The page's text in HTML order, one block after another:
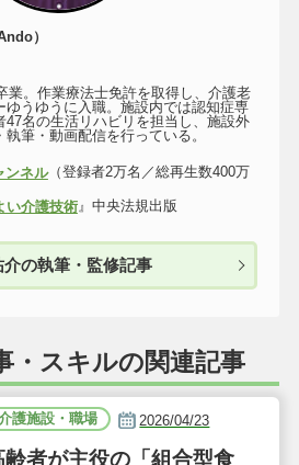
）
業。作業療法士免許を取得し、介護老
ゆうゆうに入職。施設内では認知症専
47名の生活リハビリを担当し、施設外
筆・動画配信を行っている。
ンネル（登録者2万名／総再生数400万
い介護技術』中央法規出版
介の執筆・監修記事
・スキルの関連記事
護施設・職場 2026/04/23
齢者が主役の「組合型食